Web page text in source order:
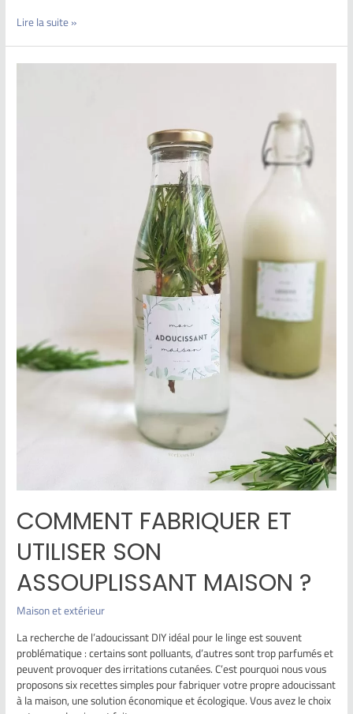
Lire la suite »
COMMENT FABRIQUER ET
UTILISER SON
ASSOUPLISSANT MAISON ?
Maison et extérieur
La recherche de l’adoucissant DIY idéal pour le linge est souvent
problématique : certains sont polluants, d’autres sont trop parfumés et
peuvent provoquer des irritations cutanées. C’est pourquoi nous vous
proposons six recettes simples pour fabriquer votre propre adoucissant
à la maison, une solution économique et écologique. Vous avez le choix